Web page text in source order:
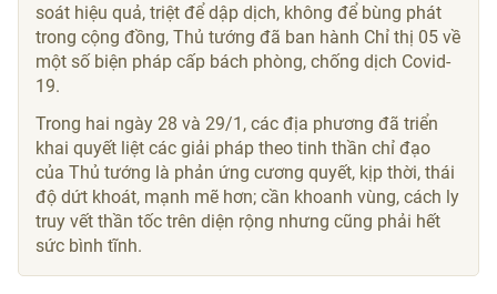
soát hiệu quả, triệt để dập dịch, không để bùng phát
trong cộng đồng, Thủ tướng đã ban hành Chỉ thị 05 về
một số biện pháp cấp bách phòng, chống dịch Covid-
19.
Trong hai ngày 28 và 29/1, các địa phương đã triển
khai quyết liệt các giải pháp theo tinh thần chỉ đạo
của Thủ tướng là phản ứng cương quyết, kịp thời, thái
độ dứt khoát, mạnh mẽ hơn; cần khoanh vùng, cách ly
truy vết thần tốc trên diện rộng nhưng cũng phải hết
sức bình tĩnh.